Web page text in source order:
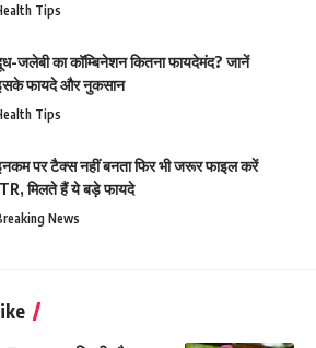
Tips
जलेबी का कॉम्बिनेशन कितना फायदेमंद? जानें
फायदे और नुकसान
Tips
पर टैक्स नहीं बनता फिर भी जरूर फाइल करें
मिलते हैं ये बड़े फायदे
News